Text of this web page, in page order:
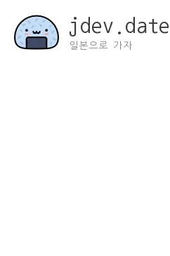
jdev.date
일본으로 가자